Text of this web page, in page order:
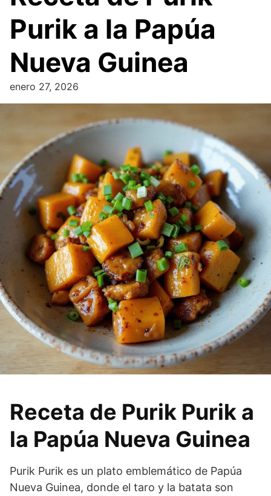
Purik a la Papúa
Nueva Guinea
enero 27, 2026
Receta de Purik Purik a
la Papúa Nueva Guinea
Purik Purik es un plato emblemático de Papúa
Nueva Guinea, donde el taro y la batata son